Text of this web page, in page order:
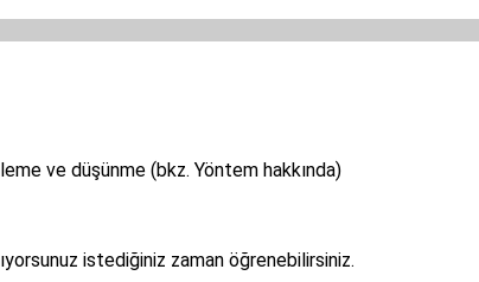
ve düşünme (bkz. Yöntem hakkında)
istediğiniz zaman öğrenebilirsiniz.